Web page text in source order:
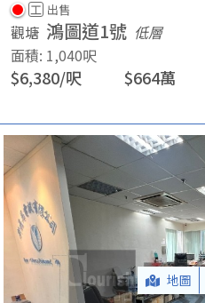
工 出售
觀塘 鴻圖道1號 低層
面積: 1,040呎
$6,380/呎 $664萬
地圖